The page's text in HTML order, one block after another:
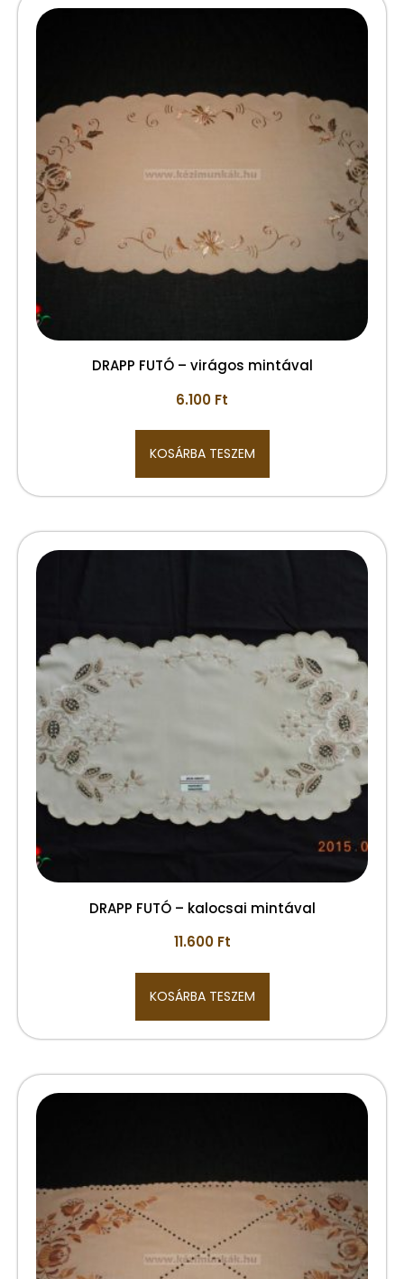
DRAPP FUTÓ – virágos mintával
6.100 Ft
KOSÁRBA TESZEM
DRAPP FUTÓ – kalocsai mintával
11.600 Ft
KOSÁRBA TESZEM